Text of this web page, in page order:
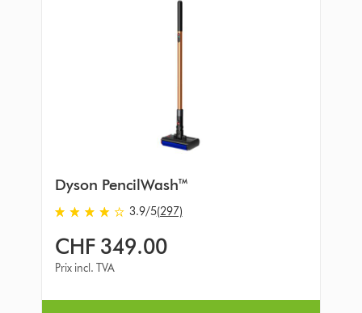
Dyson PencilWash™
3.9
out
of
from
3.9/5(297)
CHF 349.00
Prix incl. TVA